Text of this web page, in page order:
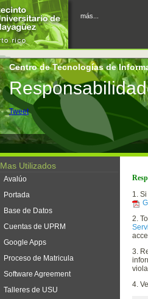
más...
Centro de Tecnologías de
Tweet
Mas Utilizados
Avalúo
Portada
Base de Datos
Cuentas de UPRM
Google Apps
Proceso de Matricula
Software Agreement
Talleres de USU
1.
2.
3.
4.